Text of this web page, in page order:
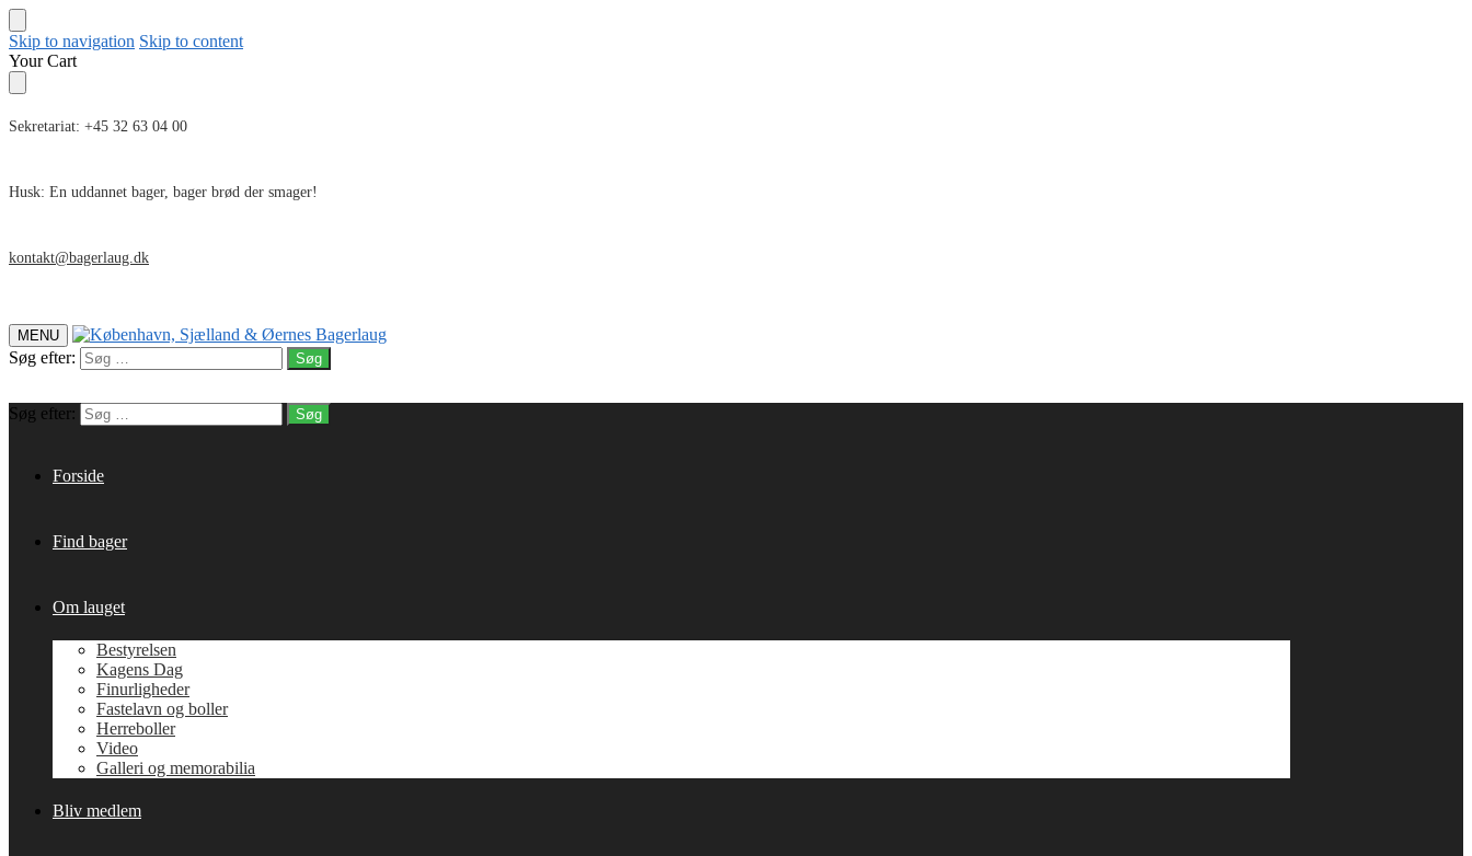
Skip to navigation Skip to content
Your Cart
Sekretariat: +45 32 63 04 00
Husk: En uddannet bager, bager brød der smager!
kontakt@bagerlaug.dk
MENU
Søg efter:
Søg efter:
Forside
Find bager
Om lauget
Bestyrelsen
Kagens Dag
Finurligheder
Fastelavn og boller
Herreboller
Video
Galleri og memorabilia
Bliv medlem